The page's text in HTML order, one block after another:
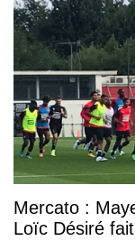
Mercato :
Loïc Désiré